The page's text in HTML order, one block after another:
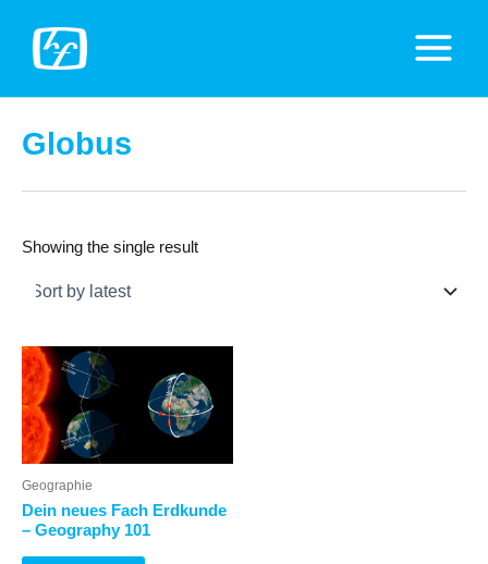
Inhalt
springen
Main
Globus
Showing the single result
Geographie
Dein neues Fach Erdkunde
– Geography 101